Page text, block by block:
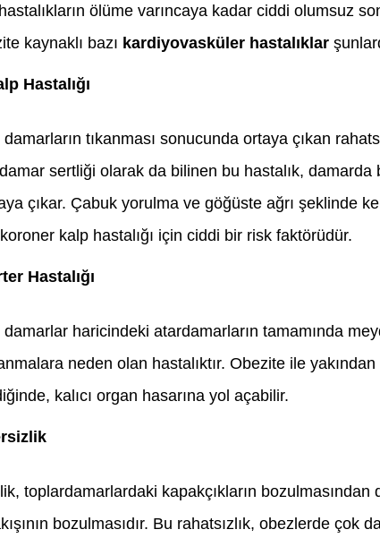
ölüme varıncaya kadar ciddi olumsuz
kaynaklı bazı kardiyovasküler hastalıklar
Hastalığı
tıkanması sonucunda ortaya çıkan
sertliği olarak da bilinen bu hastalık, damarda
çıkar. Çabuk yorulma ve göğüste ağrı şeklinde
kalp hastalığı için ciddi bir risk faktörüdür.
Hastalığı
haricindeki atardamarların tamamında
neden olan hastalıktır. Obezite ile
kalıcı organ hasarına yol açabilir.
toplardamarlardaki kapakçıkların bozulmasından
bozulmasıdır. Bu rahatsızlık, obezlerde çok